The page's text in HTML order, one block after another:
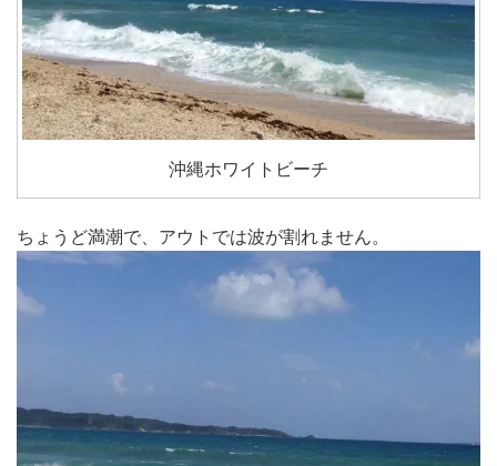
沖縄ホワイトビーチ
ちょうど満潮で、アウトでは波が割れません。